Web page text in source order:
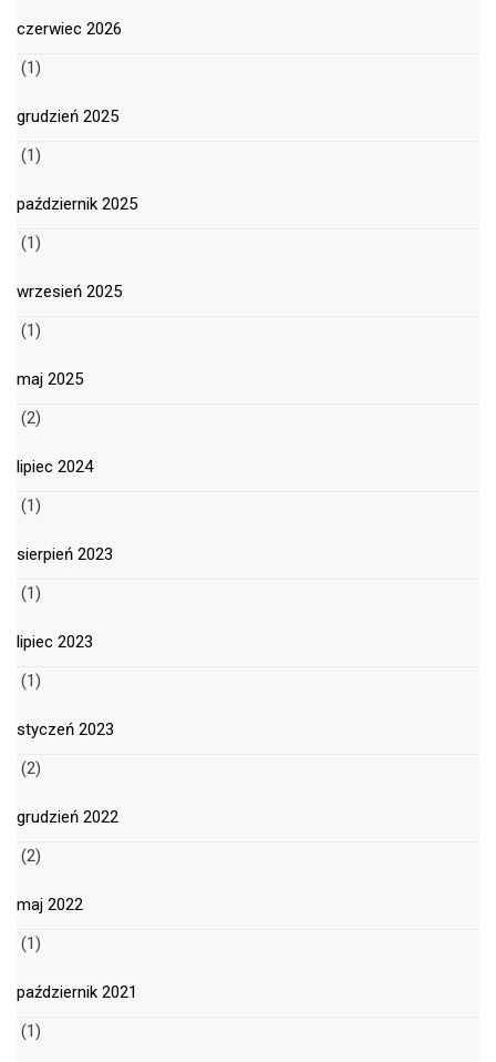
czerwiec 2026
(1)
grudzień 2025
(1)
październik 2025
(1)
wrzesień 2025
(1)
maj 2025
(2)
lipiec 2024
(1)
sierpień 2023
(1)
lipiec 2023
(1)
styczeń 2023
(2)
grudzień 2022
(2)
maj 2022
(1)
październik 2021
(1)